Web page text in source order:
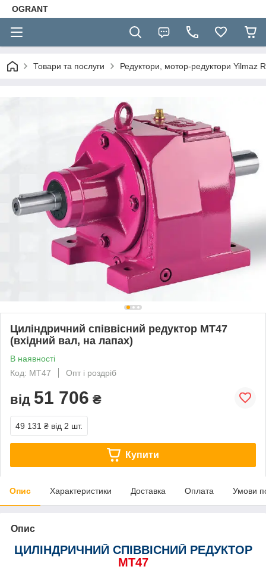
OGRANT
Товари та послуги Редуктори, мотор-редуктори Yilmaz
Циліндричний співвісний редуктор MT47
(вхідний вал, на лапах)
В наявності
Код: MT47
Опт і роздріб
від 51 706 ₴
49 131 ₴ від 2 шт.
Купити
Опис Характеристики Доставка Оплата Умови
Опис
ЦИЛІНДРИЧНИЙ СПІВВІСНИЙ РЕДУКТОР
MT47